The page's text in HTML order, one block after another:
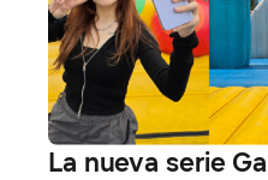
La nueva serie